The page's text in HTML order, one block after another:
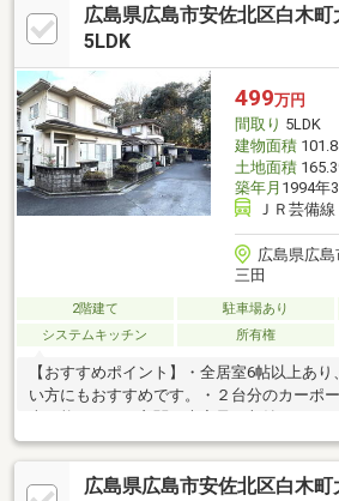
広島県広島市安佐北区白木町
5LDK
499万円
間取り 5LDK
建物面積
土地面積
築年月 1994年
ＪＲ芸備
広島県広
三田
2階建て 駐車場あり
システムキッチン
所有権
【おすすめポイント】・全居室6帖以上あ
い方にもおすすめです。・２台分のカーポ
関もスッキリします。・JR芸備線 白木山駅
分）通勤通学に便利です。・自然に囲まれ
少ない閑静な立地。【周辺施設】・セブン
広島県広島市安佐北区白木町